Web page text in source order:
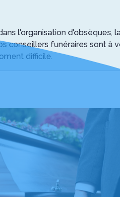
l'organisation d'obsèques,
conseillers funéraires sont à
difficile.